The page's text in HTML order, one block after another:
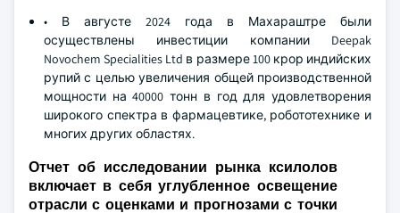
• В августе 2024 года в Махараштре были
осуществлены инвестиции компании Deepak
Novochem Specialities Ltd в размере 100 крор индийских
рупий с целью увеличения общей производственной
мощности на 40000 тонн в год для удовлетворения
широкого спектра в фармацевтике, робототехнике и
многих других областях.
Отчет об исследовании рынка ксилолов
включает в себя углубленное освещение
отрасли с оценками и прогнозами с точки